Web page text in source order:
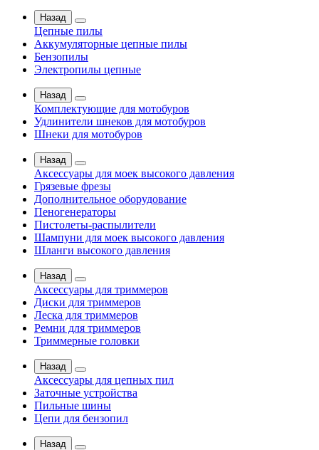
Назад
Цепные пилы
Аккумуляторные цепные пилы
Бензопилы
Электропилы цепные
Назад
Комплектующие для мотобуров
Удлинители шнеков для мотобуров
Шнеки для мотобуров
Назад
Аксессуары для моек высокого давления
Грязевые фрезы
Дополнительное оборудование
Пеногенераторы
Пистолеты-распылители
Шампуни для моек высокого давления
Шланги высокого давления
Назад
Аксессуары для триммеров
Диски для триммеров
Леска для триммеров
Ремни для триммеров
Триммерные головки
Назад
Аксессуары для цепных пил
Заточные устройства
Пильные шины
Цепи для бензопил
Назад